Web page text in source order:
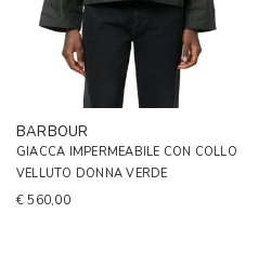
BARBOUR
GIACCA IMPERMEABILE CON COLLO
VELLUTO DONNA VERDE
€ 560,00